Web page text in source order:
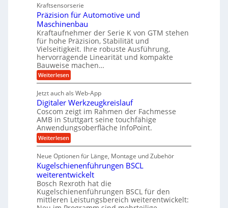
c
i
n
d
e
t
r
i
e
b
e
f
ü
r
r
a
e
U
m
g
e
n
d
A
u
f
t
r
a
g
s
e
i
n
g
a
n
g
l
o
s
e
,
w
e
n
i
g
e
r
S
t
e
l
e
n
h
n
s
t
a
n
g
e
n
g
e
t
r
i
e
b
e
f
ü
r
r
ä
i
s
e
H
Kraftsensorserie
Präzision für Automotive und
Maschinenbau
Kraftaufnehmer der Serie K von GTM stehen
für hohe Präzision, Stabilität und
Vielseitigkeit. Ihre robuste Ausführung,
hervorragende Linearität und kompakte
Bauweise machen…
Weiterlesen:
P
ä
z
i
s
i
o
n
f
r
A
u
t
o
m
o
Jetzt auch als Web-App
Digitaler Werkzeugkreislauf
Coscom zeigt im Rahmen der Fachmesse
AMB in Stuttgart seine touchfähige
Anwendungsoberfläche InfoPoint.
Weiterlesen:
D
g
i
t
a
l
e
r
Neue Optionen für Länge, Montage und Zubehör
Kugelschienenführungen BSCL
weiterentwickelt
Bosch Rexroth hat die
Kugelschienenführungen BSCL für den
mittleren Leistungsbereich weiterentwickelt: